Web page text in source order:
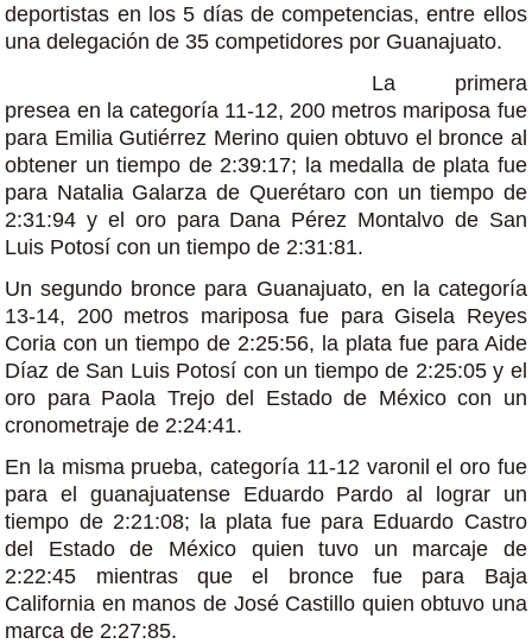
deportistas en los 5 días de competencias, entre ellos
una delegación de 35 competidores por Guanajuato.
La primera
presea en la categoría 11-12, 200 metros mariposa fue
para Emilia Gutiérrez Merino quien obtuvo el bronce al
obtener un tiempo de 2:39:17; la medalla de plata fue
para Natalia Galarza de Querétaro con un tiempo de
2:31:94 y el oro para Dana Pérez Montalvo de San
Luis Potosí con un tiempo de 2:31:81.
Un segundo bronce para Guanajuato, en la categoría
13-14, 200 metros mariposa fue para Gisela Reyes
Coria con un tiempo de 2:25:56, la plata fue para Aide
Díaz de San Luis Potosí con un tiempo de 2:25:05 y el
oro para Paola Trejo del Estado de México con un
cronometraje de 2:24:41.
En la misma prueba, categoría 11-12 varonil el oro fue
para el guanajuatense Eduardo Pardo al lograr un
tiempo de 2:21:08; la plata fue para Eduardo Castro
del Estado de México quien tuvo un marcaje de
2:22:45 mientras que el bronce fue para Baja
California en manos de José Castillo quien obtuvo una
marca de 2:27:85.